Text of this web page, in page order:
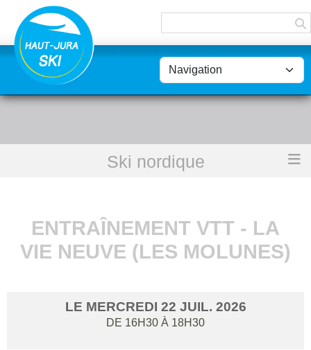
Ski nordique
Entraînement VTT - La Vie Neuve (Les Molunes)
ENTRAÎNEMENT VTT - LA
VIE NEUVE (LES MOLUNES)
LE MERCREDI 22 JUIL. 2026
DE 16H30 À 18H30
Panneau de gestion des cookies